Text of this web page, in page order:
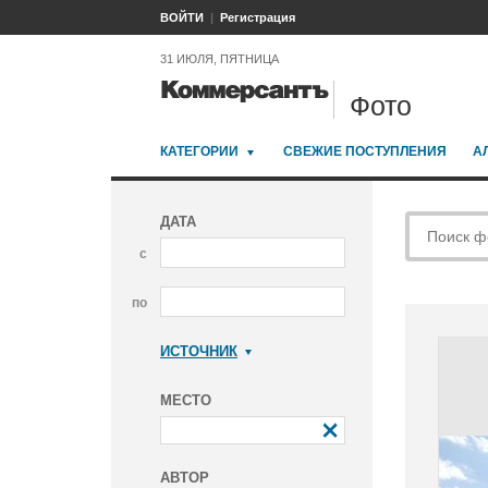
ВОЙТИ Регистрация
31 ИЮЛЯ, ПЯТНИЦА
Фото
КАТЕГОРИИ СВЕЖИЕ ПОСТУПЛЕНИЯ
ДАТА
с
по
ИСТОЧНИК
МЕСТО
АВТОР